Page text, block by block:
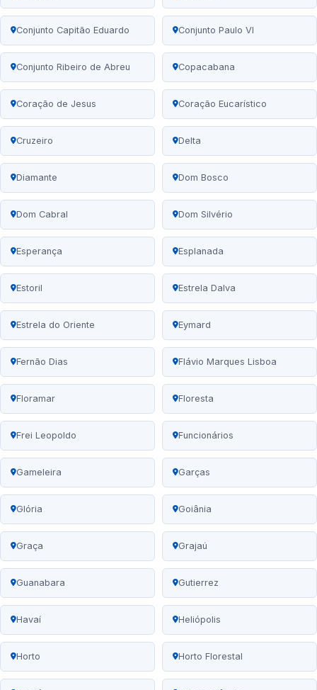
Conjunto Capitão Eduardo Conjunto Paulo VI
Conjunto Ribeiro de Abreu Copacabana
Coração de Jesus Coração Eucarístico
Cruzeiro Delta
Diamante Dom Bosco
Dom Cabral Dom Silvério
Esperança Esplanada
Estoril Estrela Dalva
Estrela do Oriente Eymard
Fernão Dias Flávio Marques Lisboa
Floramar Floresta
Frei Leopoldo Funcionários
Gameleira Garças
Glória Goiânia
Graça Grajaú
Guanabara Gutierrez
Havaí Heliópolis
Horto Horto Florestal